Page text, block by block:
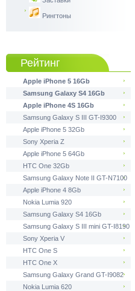
Рингтоны
Рейтинг
Apple iPhone 5 16Gb
Samsung Galaxy S4 16Gb
Apple iPhone 4S 16Gb
Samsung Galaxy S III GT-I9300
Apple iPhone 5 32Gb
Sony Xperia Z
Apple iPhone 5 64Gb
HTC One 32Gb
Samsung Galaxy Note II GT-N7100
Apple iPhone 4 8Gb
Nokia Lumia 920
Samsung Galaxy S4 16Gb
Samsung Galaxy S III mini GT-I8190
Sony Xperia V
HTC One S
HTC One X
Samsung Galaxy Grand GT-I9082
Nokia Lumia 620